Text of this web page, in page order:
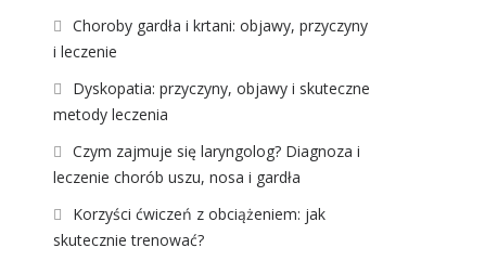
Choroby gardła i krtani: objawy, przyczyny
i leczenie
Dyskopatia: przyczyny, objawy i skuteczne
metody leczenia
Czym zajmuje się laryngolog? Diagnoza i
leczenie chorób uszu, nosa i gardła
Korzyści ćwiczeń z obciążeniem: jak
skutecznie trenować?